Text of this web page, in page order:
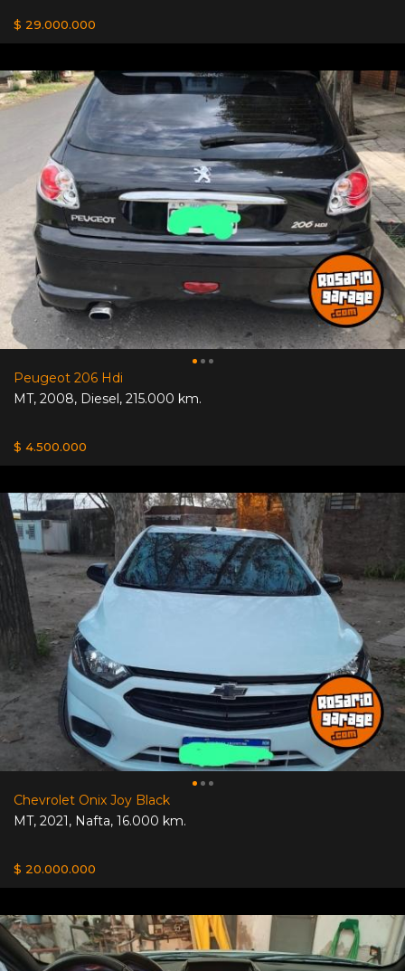
$ 29.000.000
Peugeot 206 Hdi
MT, 2008, Diesel, 215.000 km.
$ 4.500.000
Chevrolet Onix Joy Black
MT, 2021, Nafta, 16.000 km.
$ 20.000.000